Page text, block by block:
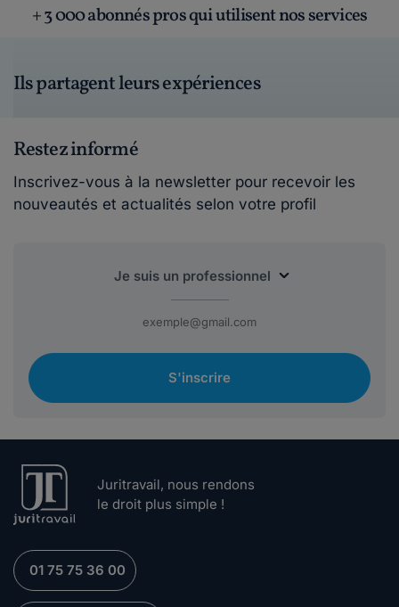
+ 3 000 abonnés pros qui utilisent nos services
Ils partagent leurs expériences
Restez informé
Inscrivez-vous à la newsletter pour recevoir les
nouveautés et actualités selon votre profil
S'inscrire
Juritravail, nous rendons
le droit plus simple !
01 75 75 36 00